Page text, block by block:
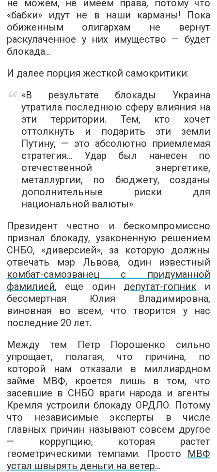
не можем, не имеем права, потому что
«бабки» идут не в наши карманы! Пока
обиженным олигархам не вернут
раскулаченное у них имущество — будет
блокада…
И далее порция жесткой самокритики:
«В результате блокады Украина
утратила последнюю сферу влияния на
эти территории. Тем, кто хочет
оттолкнуть и подарить эти земли
Путину, — это абсолютно приемлемая
стратегия... Удар был нанесен по
отечественной энергетике,
металлургии, по бюджету, созданы
дополнительные риски для
национальной валюты».
Президент честно и бескомпромиссно
признал блокаду, узаконенную решением
СНБО, «диверсией», за которую должны
отвечать мэр Львова, один известный
комбат-самозванец с придуманной
фамилией, еще один депутат-гопники
бессмертная Юлия Владимировна,
виновная во всем, что творится у нас
последние 20 лет.
Между тем Петр Порошенко сильно
упрощает, полагая, что причина, по
которой нам отказали в миллиардном
займе МВФ, кроется лишь в том, что
засевшие в СНБО враги народа и агенты
Кремля устроили блокаду ОРДЛО. Потому
что независимые эксперты в числе
главных причин называют совсем другое
— коррупцию, которая растет
геометрическими темпами. Просто МВФ
устал швырять деньги на ветер…